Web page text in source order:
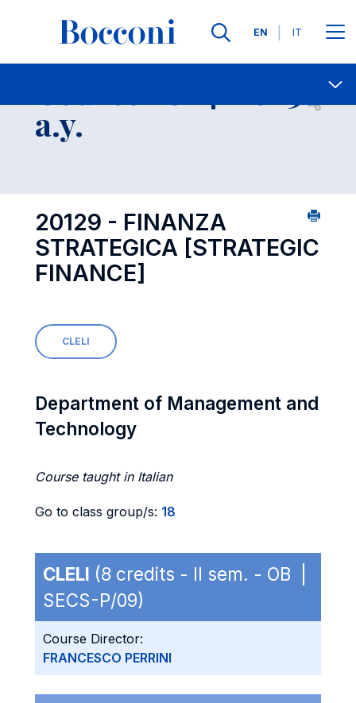
Languages
EN IT
Contact Us
a.y. Open
20129 - FINANZA
STRATEGICA [STRATEGIC
FINANCE]
CLELI
Department of Management and
Technology
Course taught in Italian
Go to class group/s: 18
CLELI (8 credits - II sem. - OB |
SECS-P/09)
Course Director:
FRANCESCO PERRINI